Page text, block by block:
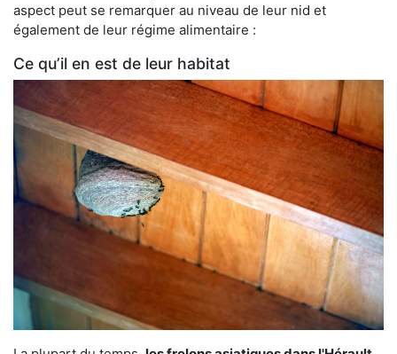
aspect peut se remarquer au niveau de leur nid et
également de leur régime alimentaire :
Ce qu’il en est de leur habitat